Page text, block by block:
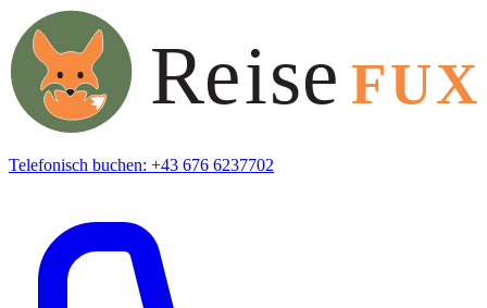
Telefonisch buchen: +43 676 6237702